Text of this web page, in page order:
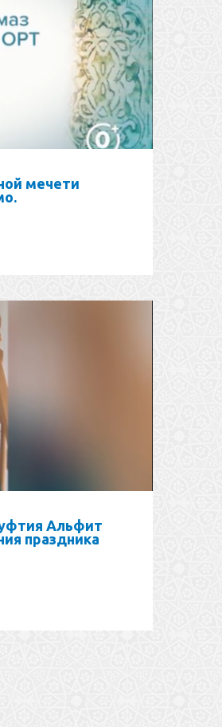
мечети
Альфит
праздника